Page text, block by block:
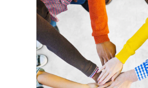
La prévention des conflits
d’intérêts
18 septembre 2023
FEUILLETER